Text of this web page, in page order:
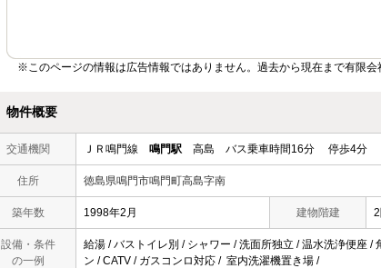
※このページの情報は広告情報ではありません。過去から現在まで有限
物件概要
交通機関 ＪＲ鳴門線 鳴門駅 高島 バス乗車時間16分 停歩4分
住所 徳島県鳴門市鳴門町高島字南
築年数 1998年2月 建物階建
設備・条件
の一例
給湯 / バストイレ別 / シャワー / 洗面所独立 / 温水洗浄便座
ン / CATV / ガスコンロ対応 / 室内洗濯機置き場 /